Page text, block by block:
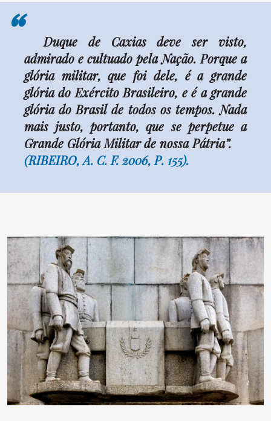
“
Duque de Caxias deve ser visto,
admirado e cultuado pela Nação. Porque a
glória militar, que foi dele, é a grande
glória do Exército Brasileiro, e é a grande
glória do Brasil de todos os tempos. Nada
mais justo, portanto, que se perpetue a
Grande Glória Militar de nossa Pátria”.
(RIBEIRO, A. C. F. 2006, P. 155).